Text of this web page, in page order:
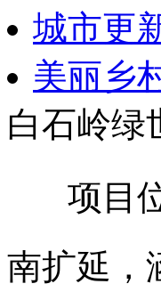
城市更
美丽乡
白石岭绿
项目位
南扩延，